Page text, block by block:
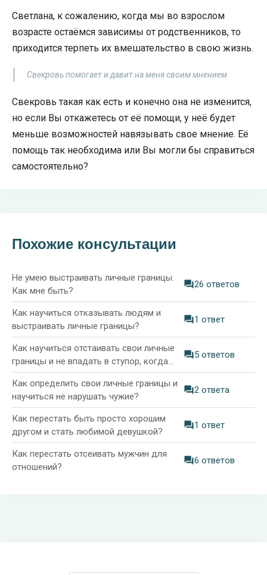
Светлана, к сожалению, когда мы во взрослом
возрасте остаёмся зависимы от родственников, то
приходится терпеть их вмешательство в свою жизнь.
Свекровь помогает и давит на меня своим мнением
Свекровь такая как есть и конечно она не изменится,
но если Вы откажетесь от её помощи, у неё будет
меньше возможностей навязывать свое мнение. Её
помощь так необходима или Вы могли бы справиться
самостоятельно?
Похожие консультации
Не умею выстраивать личные границы.
Как мне быть?
26 ответов
Как научиться отказывать людям и
выстраивать личные границы?
1 ответ
Как научиться отстаивать свои личные
границы и не впадать в ступор, когда
мне хамят?
5 ответов
Как определить свои личные границы и
научиться не нарушать чужие?
2 ответа
Как перестать быть просто хорошим
другом и стать любимой девушкой?
1 ответ
Как перестать отсеивать мужчин для
отношений?
6 ответов